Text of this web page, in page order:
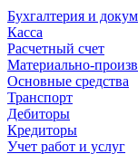
Бухгалтерия и
Касса
Расчетный счет
Материально-
Основные средства
Транспорт
Дебиторы
Кредиторы
Учет работ и услуг